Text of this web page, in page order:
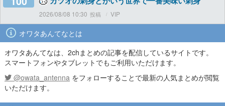
2026/08/08 10:30 VIP
オワタあんてなとは
オワタあんてなは、2chまとめの記事を配信しているサイトです。
スマートフォンやタブレットでもご利用いただけます。
@owata_antenna をフォローすることで最新の人気まとめが閲覧
いただけます。